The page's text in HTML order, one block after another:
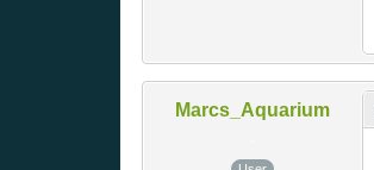
Marcs_Aquarium